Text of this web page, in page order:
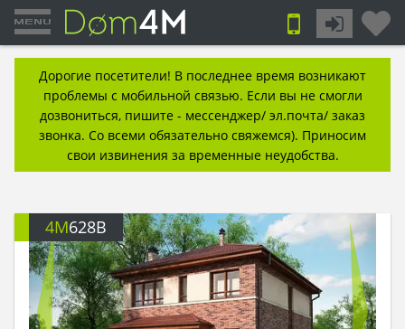
Дорогие посетители! В последнее время возникают
проблемы с мобильной связью. Если вы не смогли
дозвониться, пишите - мессенджер/ эл.почта/ заказ
звонка. Со всеми обязательно свяжемся). Приносим
свои извинения за временные неудобства.
4M628B